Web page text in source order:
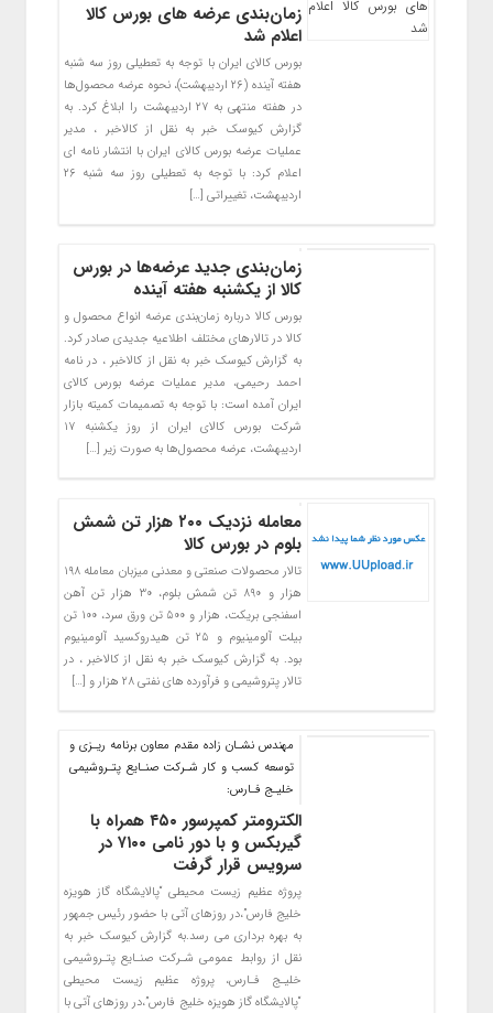
زمان‌بندی عرضه های بورس کالا
اعلام شد
بورس کالای ایران با توجه به تعطیلی روز سه شنبه
هفته آینده (۲۶ اردیبهشت)، نحوه عرضه محصول‌ها
در هفته منتهی به ۲۷ اردیبهشت را ابلاغ کرد. به
گزارش کیوسک خبر به نقل از کالاخبر ، مدیر
عملیات عرضه بورس کالای ایران با انتشار نامه ای
اعلام کرد: با توجه به تعطیلی روز سه شنبه ۲۶
اردیبهشت، تغییراتی […]
زمان‌بندی جدید عرضه‌ها در بورس
کالا از یکشنبه هفته آینده
بورس کالا درباره زمان‌بندی عرضه انواع محصول و
کالا در تالارهای مختلف اطلاعیه جدیدی صادر کرد.
به گزارش کیوسک خبر به نقل از کالاخبر ، در نامه
احمد رحیمی، مدیر عملیات عرضه بورس کالای
ایران آمده است: با توجه به تصمیمات کمیته بازار
شرکت بورس کالای ایران از روز یکشنبه ۱۷
اردیبهشت، عرضه محصول‌ها به صورت زیر […]
معامله نزدیک ۲۰۰ هزار تن شمش
بلوم در بورس کالا
تالار محصولات صنعتی و معدنی میزبان معامله ۱۹۸
هزار و ۸۹۰ تن شمش بلوم، ۳۰ هزار تن آهن
اسفنجی بریکت، هزار و ۵۰۰ تن ورق سرد، ۱۰۰ تن
بیلت آلومینیوم و ۲۵ تن هیدروکسید آلومینیوم
بود. به گزارش کیوسک خبر به نقل از کالاخبر ، در
تالار پتروشیمی و فرآورده های نفتی ۲۸ هزار و […]
مهندس نشـان زاده مقدم معاون برنامه ريـزی و
توسعه كسب و كار شـركت صنـايع پتـروشيمی
خليـج فـارس:
الکترومتر کمپرسور ۴۵۰ همراه با
گیربکس و با دور نامی ۷۱۰۰ در
سرویس قرار گرفت
پروژه عظیم زیست محیطی “پالایشگاه گاز هویزه
خلیج فارس”،در روزهای آتی با حضور رئیس جمهور
به بهره برداری می رسد.به گزارش کیوسک خبر به
نقل از روابط عمومی شـرکت صنـایع پتـروشیمی
خلیـج فـارس، پروژه عظیم زیست محیطی
“پالایشگاه گاز هویزه خلیج فارس”،در روزهای آتی با